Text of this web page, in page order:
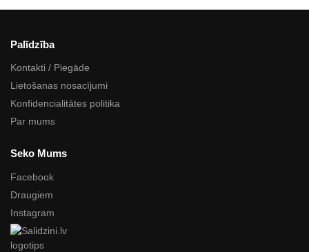
Palīdzība
Kontakti / Piegāde
Lietošanas nosacījumi
Konfidencialitātes politika
Par mums
Seko Mums
Facebook
Draugiem
Instagram